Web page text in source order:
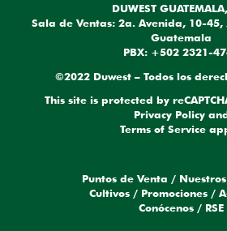
DUWEST
Sala de Ventas: 2a. Avenida, 10-
Guatemala
PBX: +502 2321-
©2022 Duwest – Todos los
This site is protected by
Privacy Policy
Terms of Service
Puntos de Venta /
Cultivos / Promociones /
Conócenos / RSE